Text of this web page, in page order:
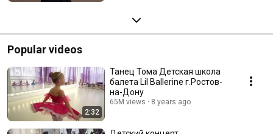
Popular videos
2:32
Танец Тома Детская школа
балета Lil Ballerine г.Ростов-
на-Дону
65M views 8 years ago